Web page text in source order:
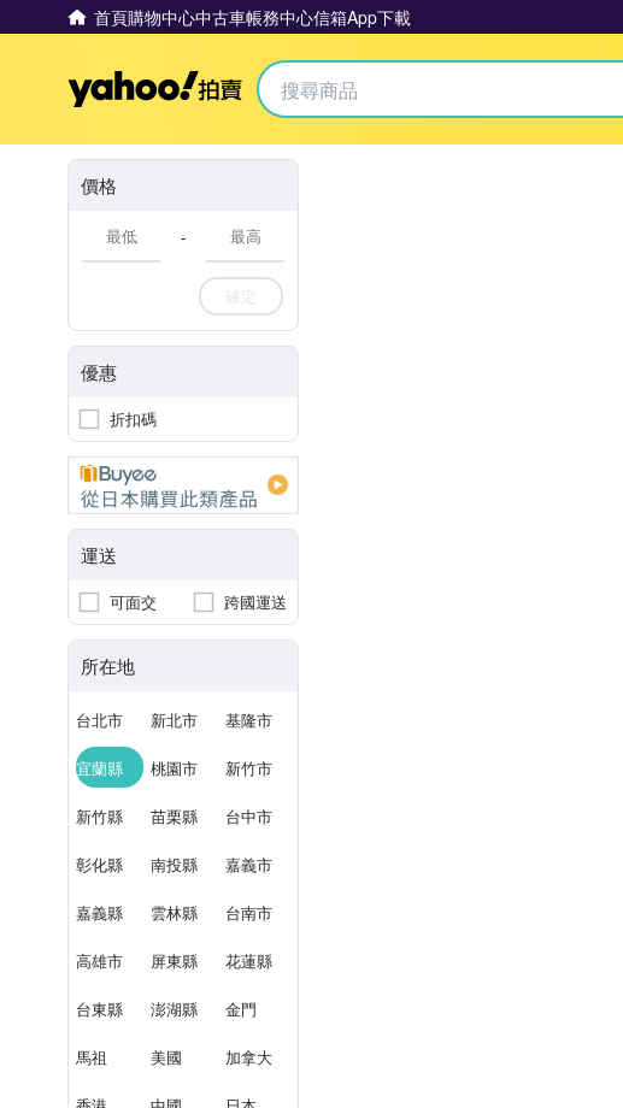
首頁購物中心中古車帳務中心信箱App下載
Yahoo拍賣
價格
-
確定
優惠
折扣碼
運送
可面交 跨國運送
所在地
台北市 新北市 基隆市
宜蘭縣 桃園市 新竹市
新竹縣 苗栗縣 台中市
彰化縣 南投縣 嘉義市
嘉義縣 雲林縣 台南市
高雄市 屏東縣 花蓮縣
台東縣 澎湖縣 金門
馬祖 美國 加拿大